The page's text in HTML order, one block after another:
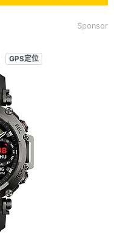
Sponsor
GPS定位